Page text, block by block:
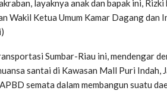
layaknya anak dan bapak ini,
Wakil Ketua Umum Kamar Dagang
Sumbar-Riau ini, mendengar
santai di Kawasan Mall Puri Indah,
semata dalam membangun suatu